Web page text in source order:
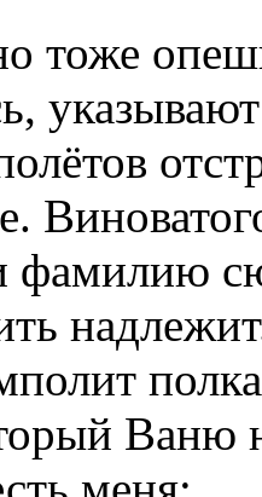
тоже
фамилию
Ваню